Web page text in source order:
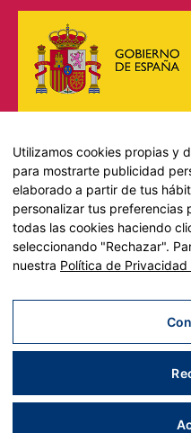
Plan de Recuperación,
Financiado por la Unión
Mecanismo de
Componente 11,
Ministerio de
Aviso legal|Política de
Tres
Utilizamos cookies propias y
para mostrarte publicidad
elaborado a partir de tus
personalizar tus preferencias
todas las cookies haciendo
seleccionando "Rechazar".
nuestra Política de Privacidad